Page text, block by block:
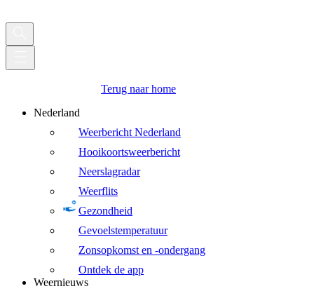
Terug naar home
Nederland
Weerbericht Nederland
Hooikoortsweerbericht
Neerslagradar
Weerflits
Gezondheid
Gevoelstemperatuur
Zonsopkomst en -ondergang
Ontdek de app
Weernieuws